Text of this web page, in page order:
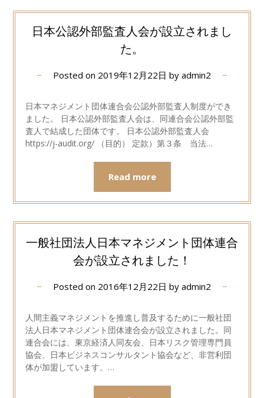
日本公認外部監査人会が設立されまし
た。
Posted on 2019年12月22日 by admin2
日本マネジメント団体連合会公認外部監査人制度ができ
ました。 日本公認外部監査人会は、同連合会公認外部監
査人で結成した団体です。 日本公認外部監査人会
https://j-audit.org/ （目的） 定款）第３条 当法…
Read more
一般社団法人日本マネジメント団体連合
会が設立されました！
Posted on 2016年12月22日 by admin2
人間主義マネジメントを推進し普及するために一般社団
法人日本マネジメント団体連合会が設立されました。同
連合会には、東京経済人同友会、日本リスク管理専門員
協会、日本ビジネスコンサルタント協会など、非営利団
体が加盟しています。…